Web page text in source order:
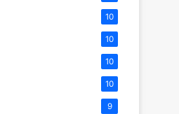
10
10
10
10
9